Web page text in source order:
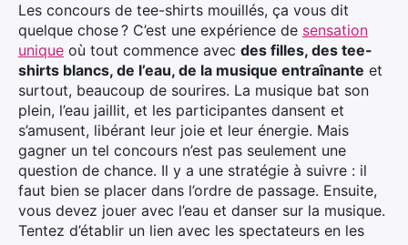
Les concours de tee-shirts mouillés, ça vous dit
quelque chose ? C’est une expérience de sensation
unique où tout commence avec des filles, des tee-
shirts blancs, de l’eau, de la musique entraînante et
surtout, beaucoup de sourires. La musique bat son
plein, l’eau jaillit, et les participantes dansent et
s’amusent, libérant leur joie et leur énergie. Mais
gagner un tel concours n’est pas seulement une
question de chance. Il y a une stratégie à suivre : il
faut bien se placer dans l’ordre de passage. Ensuite,
vous devez jouer avec l’eau et danser sur la musique.
Tentez d’établir un lien avec les spectateurs en les